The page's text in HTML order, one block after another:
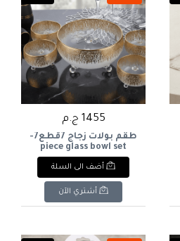
1455 ج.م
طقم بولات زجاج 7قطع7-
piece glass bowl set
أضف الى السلة
أشتري الآن